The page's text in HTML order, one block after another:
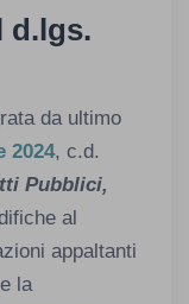
d.lgs.
da ultimo
2024, c.d.
Pubblici,
al
appaltanti
la